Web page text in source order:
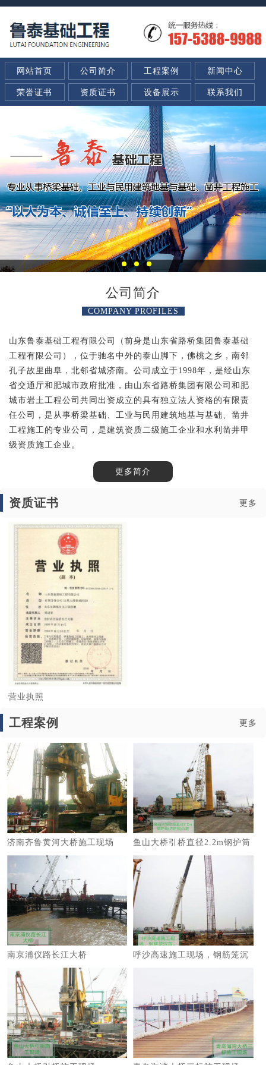
网站首页 公司简介 工程案例 新闻中心
荣誉证书 资质证书 设备展示 联系我们
公司简介
COMPANY PROFILES
山东鲁泰基础工程有限公司（前身是山东省路桥集团鲁泰基础
工程有限公司），位于驰名中外的泰山脚下，佛桃之乡，南邻
孔子故里曲阜，北邻省城济南。公司成立于1998年，是经山东
省交通厅和肥城市政府批准，由山东省路桥集团有限公司和肥
城市岩土工程公司共同出资成立的具有独立法人资格的有限责
任公司，是从事桥梁基础、工业与民用建筑地基与基础、凿井
工程施工的专业公司，是建筑资质二级施工企业和水利凿井甲
级资质施工企业。
更多简介
资质证书 更多
营业执照
工程案例 更多
济南齐鲁黄河大桥施工现场
鱼山大桥引桥直径2.2m钢护筒
南京浦仪路长江大桥
呼沙高速施工现场，钢筋笼沉